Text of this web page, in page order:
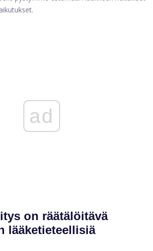
ad
on räätälöitävä
lääketieteellisiä